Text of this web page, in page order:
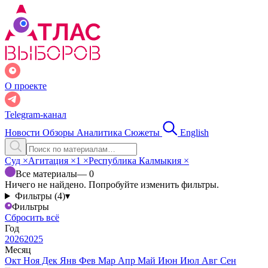
О проекте
Telegram-канал
Новости Обзоры Аналитика Сюжеты English
Суд ×Агитация ×1 ×Республика Калмыкия ×
Все материалы— 0
Ничего не найдено. Попробуйте изменить фильтры.
Фильтры (4)▾
Фильтры
Сбросить всё
Год
20262025
Месяц
Окт Ноя Дек Янв Фев Мар Апр Май Июн Июл Авг Сен